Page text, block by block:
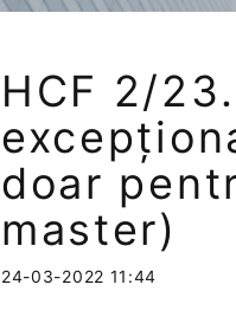
HCF 2/
doar
master)
24-03-2022 11:44